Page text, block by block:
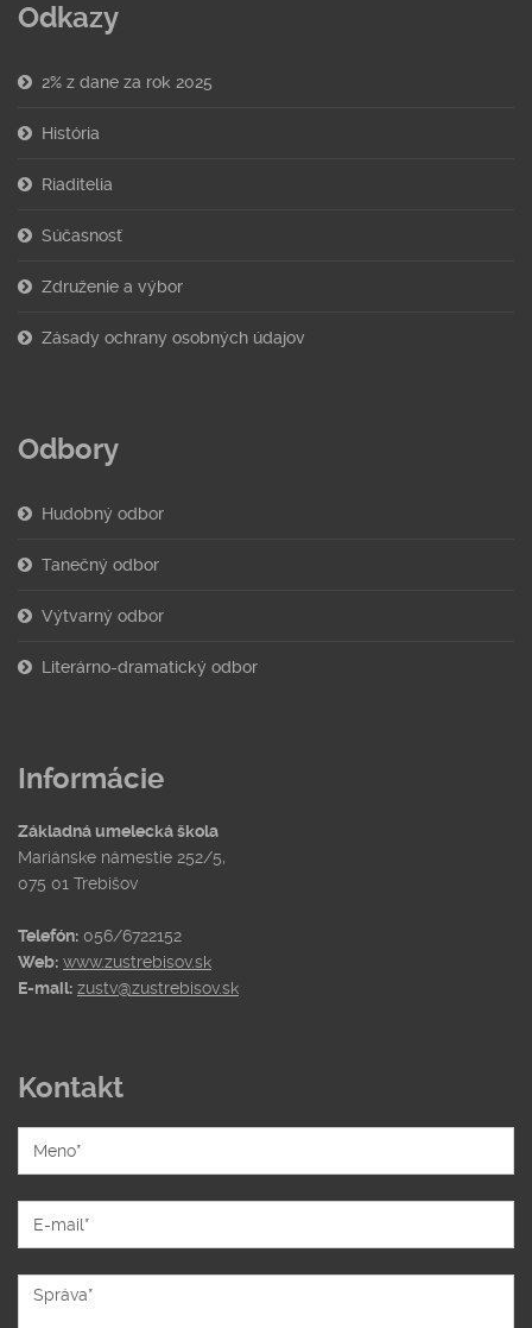
Odkazy
2% z dane za rok 2025
História
Riaditelia
Súčasnosť
Združenie a výbor
Zásady ochrany osobných údajov
Odbory
Hudobný odbor
Tanečný odbor
Výtvarný odbor
Literárno-dramatický odbor
Informácie
Základná umelecká škola
Mariánske námestie 252/5,
075 01 Trebišov
Telefón: 056/6722152
Web: www.zustrebisov.sk
E-mail: zustv@zustrebisov.sk
Kontakt